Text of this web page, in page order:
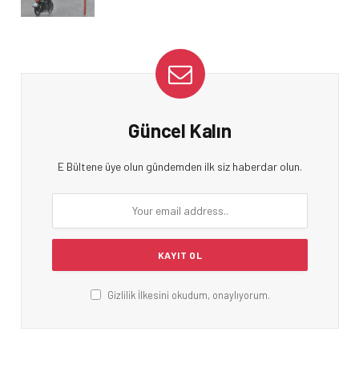
Güncel Kalın
E Bültene üye olun gündemden ilk siz haberdar olun.
Gizlilik İlkesini okudum, onaylıyorum.